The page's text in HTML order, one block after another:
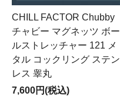
CHILL FACTOR Chubby
チャビー マグネッツ ボー
ルストレッチャー 121 メ
タル コックリング ステン
レス 睾丸
7,600円(税込)